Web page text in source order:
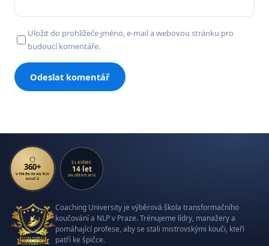
Uložit do prohlížeče jméno, e-mail a webovou stránku pro
budoucí komentáře.
Coaching University je výběrová škola transformačního
koučování a NLP v Praze. Trénujeme lídry, manažery a
pomáhající profese, aby se stali mistrovskými kouči, kteří
patří ke špičce.
360+
VYTRÉNOVANÝCH
KOUČŮ
SLAVÍME
14 let
ZALOŽENO 2012